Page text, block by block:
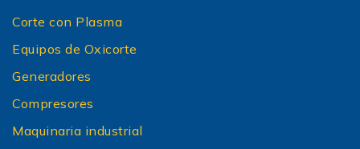
Corte con Plasma
Equipos de Oxicorte
Generadores
Compresores
Maquinaria industrial